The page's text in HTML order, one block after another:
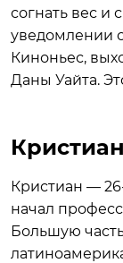
согнать вес и
уведомлении
Киноньес,
Даны Уайта.
Кристиан —
начал
Большую